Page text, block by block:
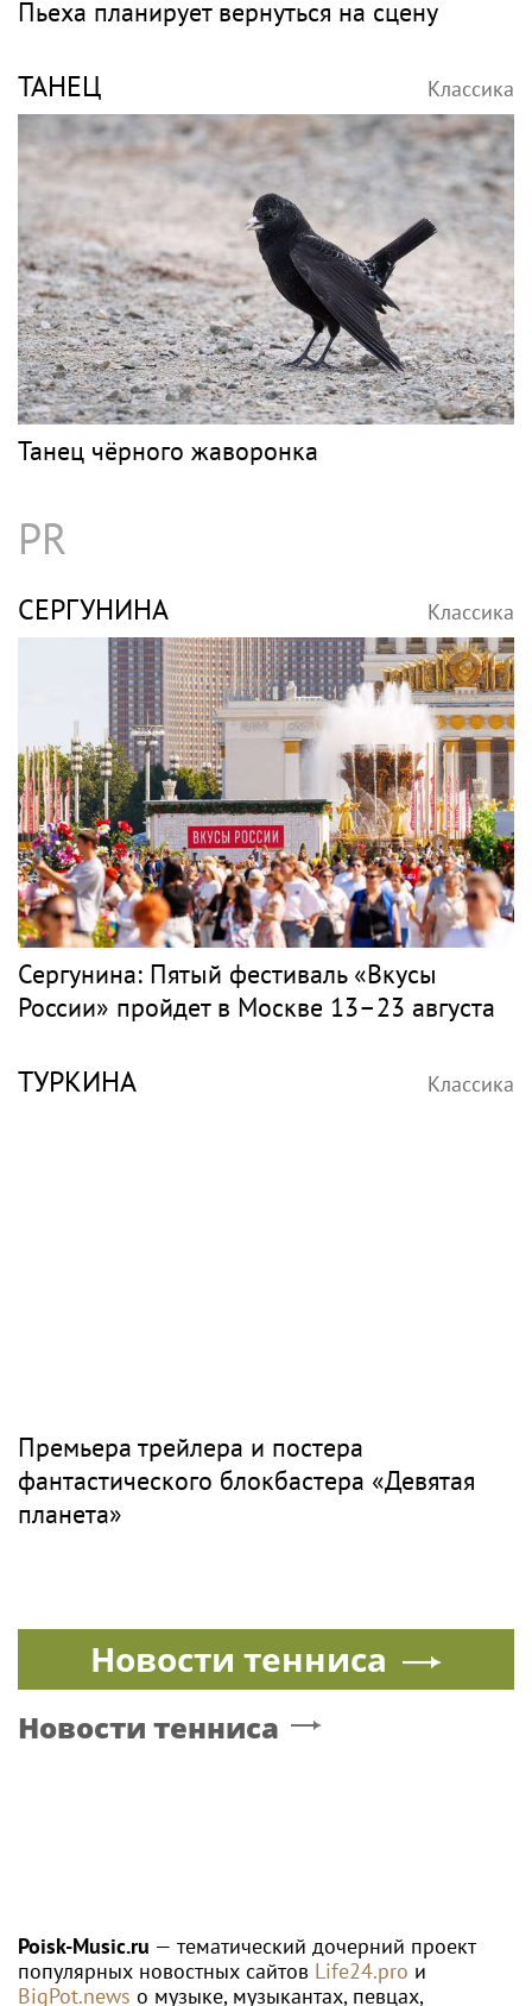
Пьеха планирует вернуться на сцену
ТАНЕЦ Классика
Танец чёрного жаворонка
PR
СЕРГУНИНА Классика
Сергунина: Пятый фестиваль «Вкусы
России» пройдет в Москве 13–23 августа
ТУРКИНА Классика
Премьера трейлера и постера
фантастического блокбастера «Девятая
планета»
Новости тенниса
Новости тенниса
Poisk-Music.ru — тематический дочерний проект
популярных новостных сайтов Life24.pro и
BigPot.news о музыке, музыкантах, певцах,